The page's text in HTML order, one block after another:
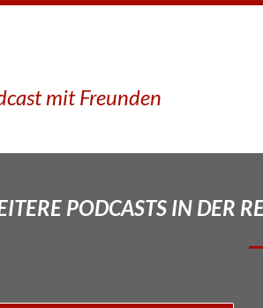
mit Freunden
PODCASTS IN DER